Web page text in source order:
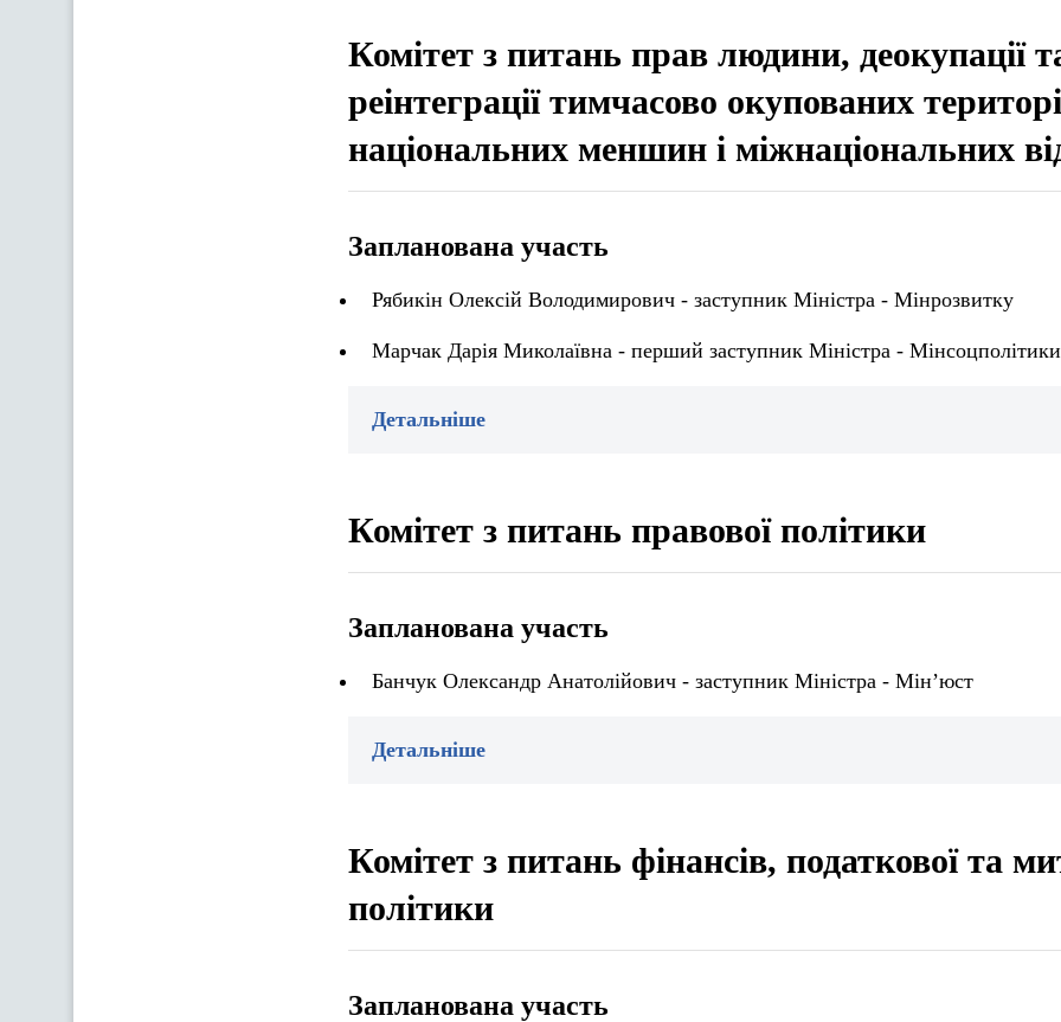
Комітет з питань прав людини, деокупації
реінтеграції тимчасово окупованих
національних меншин і міжнаціональних
Запланована участь
Рябикін Олексій Володимирович - заступник Міністра - Мінрозвитку
Марчак Дарія Миколаївна - перший заступник Міністра - Мінсоцполітики
Детальніше
Комітет з питань правової політики
Запланована участь
Банчук Олександр Анатолійович - заступник Міністра - Мін’юст
Детальніше
Комітет з питань фінансів, податкової та
політики
Запланована участь